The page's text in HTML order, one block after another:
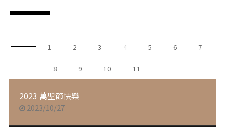
1 2 3 4 5 6 7
8 9 10 11
2023 萬聖節快樂
2023/10/27